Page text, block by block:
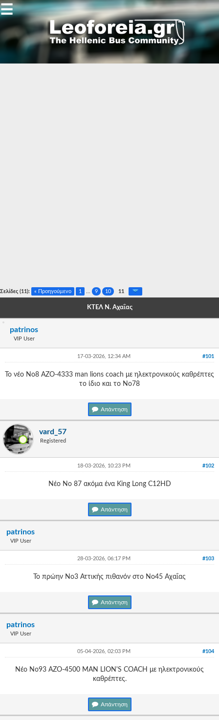
Gallery
-
-
-
-
-
Γεια
σου,
Επισκέπτη!
Σύνδεση
☰
Σελίδες (11): « Προηγούμενο 1 9 10 11
ΚΤΕΛ Ν. Αχαΐας
patrinos
VIP User
#101
17-03-2026, 12:34 AM
Το νέο Νο8 ΑΖΟ-4333 man lions coach με ηλεκτρονικούς καθρέπτες
το ίδιο και το Νο78
Απάντηση
vard_57
Registered
#102
18-03-2026, 10:23 PM
Νέο Νο 87 ακόμα ένα King Long C12HD
Απάντηση
patrinos
VIP User
#103
28-03-2026, 06:17 PM
Το πρώην Νο3 Αττικής πιθανόν στο Νο45 Αχαΐας
Απάντηση
patrinos
VIP User
#104
05-04-2026, 02:03 PM
Νέο Νο93 ΑΖΟ-4500 ΜΑΝ LION'S COACH με ηλεκτρονικούς
καθρέπτες.
Απάντηση